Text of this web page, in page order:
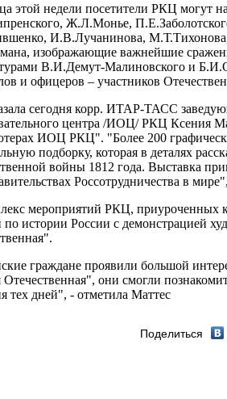
этой недели посетители РКЦ могут
Ж.Л.Монье,
И.В.Лучанинова,
изображающие важнейшие
В.И.Демут-Малиновского и
и офицеров – участников
сегодня корр. ИТАР-ТАСС
центра /ИОЦ/ РКЦ Ксения
ИОЦ РКЦ". "Более 200
подборку, которая в деталях
войны 1812 года. Выставка
Россотрудничества в
мероприятий РКЦ, приуроченных
по истории России с демонстрацией
граждане проявили большой
Отечественная", они смогли
тех дней", - отметила Маттес
Поделиться